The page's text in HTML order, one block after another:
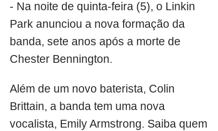
- Na noite de quinta-feira (5), o Linkin
Park anunciou a nova formação da
banda, sete anos após a morte de
Chester Bennington.
Além de um novo baterista, Colin
Brittain, a banda tem uma nova
vocalista, Emily Armstrong. Saiba quem